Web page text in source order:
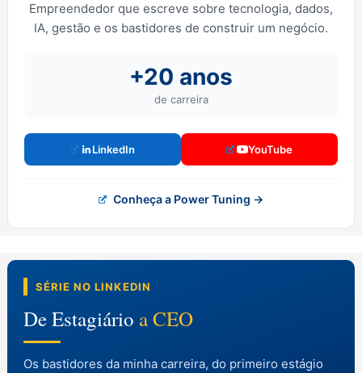
Empreendedor que escreve sobre tecnologia, dados,
IA, gestão e os bastidores de construir um negócio.
+20 anos
de carreira
LinkedIn YouTube
Conheça a Power Tuning →
SÉRIE NO LINKEDIN
De Estagiário a CEO
Os bastidores da minha carreira, do primeiro estágio